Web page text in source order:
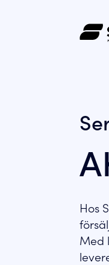
Hos
Med